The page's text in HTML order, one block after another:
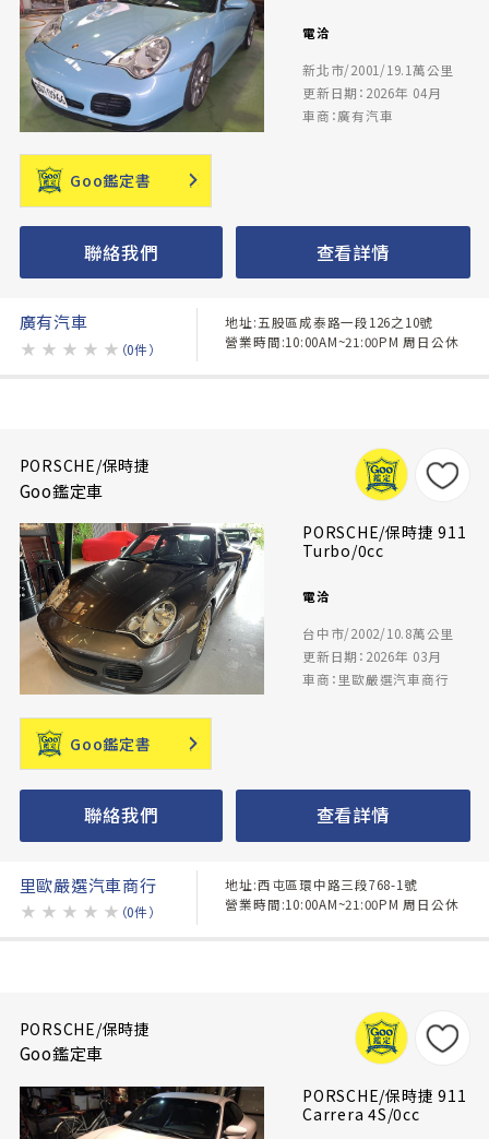
電洽
新北市/2001/19.1萬公里
更新日期：2026年 04月
車商：廣有汽車
Goo鑑定書
聯絡我們 查看詳情
廣有汽車
★ ★ ★ ★ ★ （0件）
地址:五股區成泰路一段126之10號
營業時間:10:00AM~21:00PM 周日公休
PORSCHE/保時捷
Goo鑑定車
PORSCHE/保時捷 911
Turbo/0cc
電洽
台中市/2002/10.8萬公里
更新日期：2026年 03月
車商：里歐嚴選汽車商行
Goo鑑定書
聯絡我們 查看詳情
里歐嚴選汽車商行
★ ★ ★ ★ ★ （0件）
地址:西屯區環中路三段768-1號
營業時間:10:00AM~21:00PM 周日公休
PORSCHE/保時捷
Goo鑑定車
PORSCHE/保時捷 911
Carrera 4S/0cc